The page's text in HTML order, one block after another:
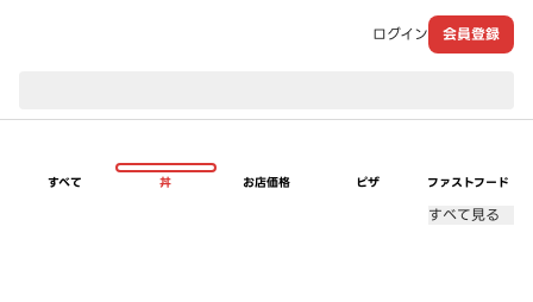
ログイン 会員登録
すべて 丼 お店価格 ピザ ファストフード
すべて見る